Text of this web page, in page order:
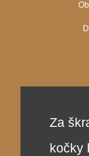
Za
kočky